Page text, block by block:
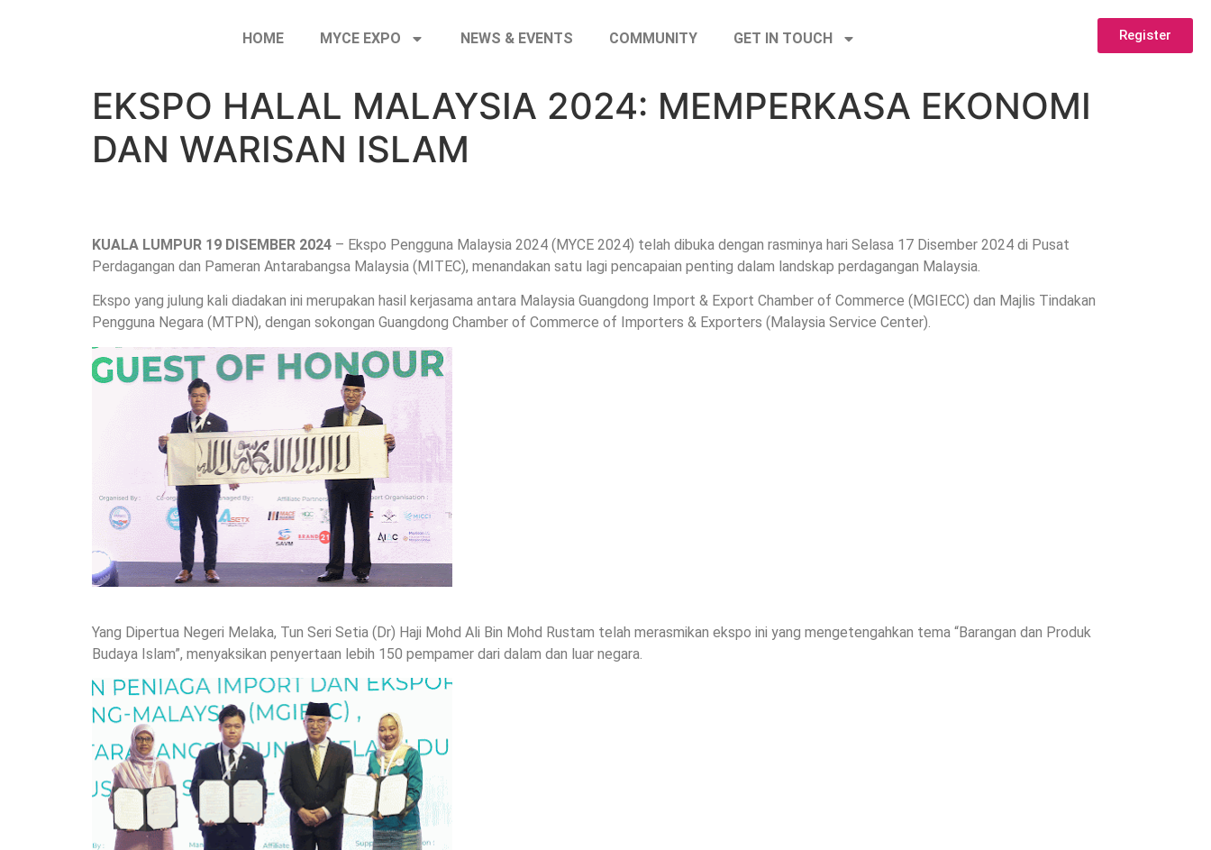
HOME MYCE EXPO NEWS & EVENTS COMMUNITY GET IN TOUCH Register
EKSPO HALAL MALAYSIA 2024: MEMPERKASA EKONOMI
DAN WARISAN ISLAM
KUALA LUMPUR 19 DISEMBER 2024 – Ekspo Pengguna Malaysia 2024 (MYCE 2024) telah dibuka dengan rasminya hari Selasa 17 Disember 2024 di Pusat
Perdagangan dan Pameran Antarabangsa Malaysia (MITEC), menandakan satu lagi pencapaian penting dalam landskap perdagangan Malaysia.
Ekspo yang julung kali diadakan ini merupakan hasil kerjasama antara Malaysia Guangdong Import & Export Chamber of Commerce (MGIECC) dan Majlis Tindakan
Pengguna Negara (MTPN), dengan sokongan Guangdong Chamber of Commerce of Importers & Exporters (Malaysia Service Center).
Yang Dipertua Negeri Melaka, Tun Seri Setia (Dr) Haji Mohd Ali Bin Mohd Rustam telah merasmikan ekspo ini yang mengetengahkan tema “Barangan dan Produk
Budaya Islam”, menyaksikan penyertaan lebih 150 pempamer dari dalam dan luar negara.